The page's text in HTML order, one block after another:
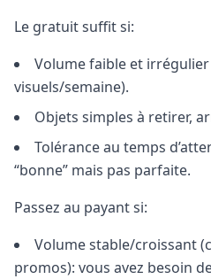
Le gratuit suffit si:
Volume faible et
visuels/semaine).
Objets simples à retirer,
Tolérance au temps
“bonne” mais pas parfaite.
Passez au payant si:
Volume stable/croissant
promos): vous avez besoin